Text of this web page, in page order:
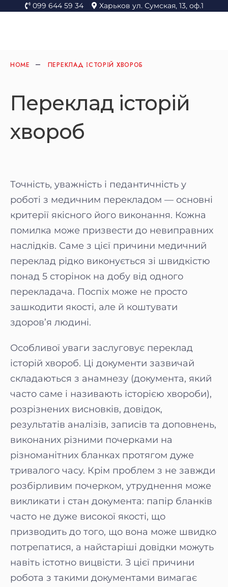
099 644 59 34 Харьков ул. Сумская, 13, оф.1
HOME ПЕРЕКЛАД ІСТОРІЙ ХВОРОБ
Переклад історій
хвороб
Точність, уважність і педантичність у
роботі з медичним перекладом — основні
критерії якісного його виконання. Кожна
помилка може призвести до невиправних
наслідків. Саме з цієї причини медичний
переклад рідко виконується зі швидкістю
понад 5 сторінок на добу від одного
перекладача. Поспіх може не просто
зашкодити якості, але й коштувати
здоров’я людині.
Особливої уваги заслуговує переклад
історій хвороб. Ці документи зазвичай
складаються з анамнезу (документа, який
часто саме і називають історією хвороби),
розрізнених висновків, довідок,
результатів аналізів, записів та доповнень,
виконаних різними почерками на
різноманітних бланках протягом дуже
тривалого часу. Крім проблем з не завжди
розбірливим почерком, утруднення може
викликати і стан документа: папір бланків
часто не дуже високої якості, що
призводить до того, що вона може швидко
потрепатися, а найстаріші довідки можуть
навіть істотно вицвісти. З цієї причини
робота з такими документами вимагає